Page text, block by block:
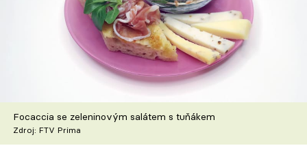
TV Program
Škola vaření
Speciál: Cuketa
Focaccia se zeleninovým salátem s tuňákem
Zdroj: FTV Prima